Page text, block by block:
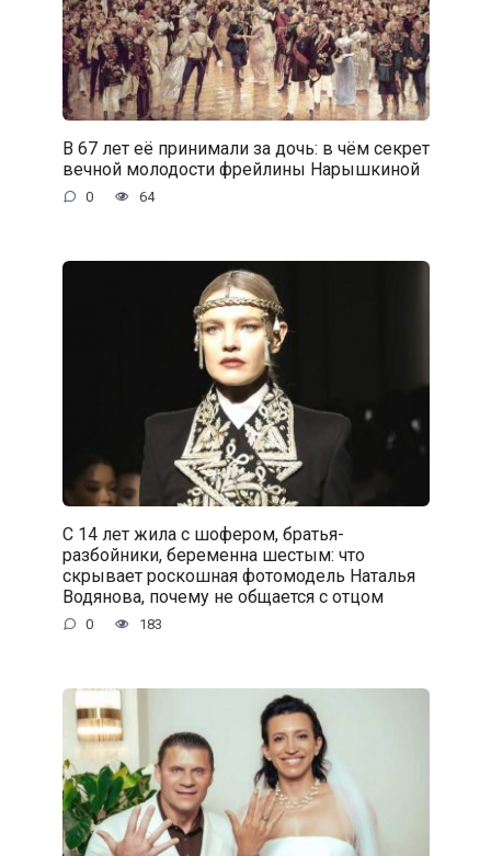
В 67 лет её принимали за дочь: в чём секрет
вечной молодости фрейлины Нарышкиной
0 64
С 14 лет жила с шофером, братья-
разбойники, беременна шестым: что
скрывает роскошная фотомодель Наталья
Водянова, почему не общается с отцом
0 183